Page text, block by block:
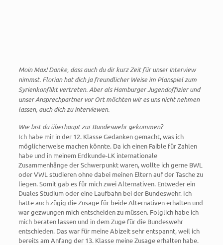
Moin Max! Danke, dass auch du dir kurz Zeit für unser Interview
nimmst. Florian hat dich ja freundlicher Weise im Planspiel zum
Syrienkonflikt vertreten. Aber als Hamburger Jugendoffizier und
unser Ansprechpartner vor Ort möchten wir es uns nicht nehmen
lassen, auch dich zu interviewen.
Wie bist du überhaupt zur Bundeswehr gekommen?
Ich habe mir in der 12. Klasse Gedanken gemacht, was ich
möglicherweise machen könnte. Da ich einen Faible für Zahlen
habe und in meinem Erdkunde-LK internationale
Zusammenhänge der Schwerpunkt waren, wollte ich gerne BWL
oder VWL studieren ohne dabei meinen Eltern auf der Tasche zu
liegen. Somit gab es für mich zwei Alternativen. Entweder ein
Duales Studium oder eine Laufbahn bei der Bundeswehr. Ich
hatte auch zügig die Zusage für beide Alternativen erhalten und
war gezwungen mich entscheiden zu müssen. Folglich habe ich
mich beraten lassen und in dem Zuge für die Bundeswehr
entschieden. Das war für meine Abizeit sehr entspannt, weil ich
bereits am Anfang der 13. Klasse meine Zusage erhalten habe.